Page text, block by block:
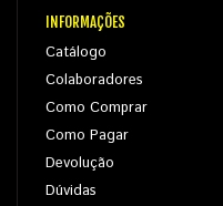
INFORMAÇÕES
Catálogo
Colaboradores
Como Comprar
Como Pagar
Devolução
Dúvidas